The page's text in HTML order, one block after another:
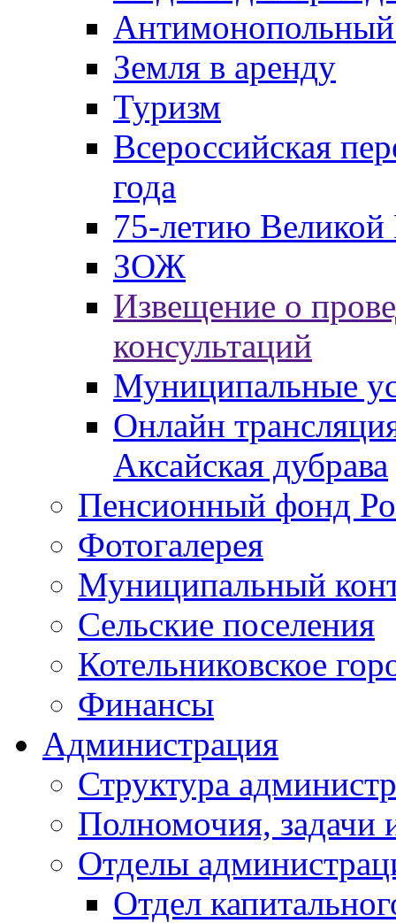
Антимонопольный
Земля в аренду
Туризм
Всероссийская
года
75-летию
ЗОЖ
Извещение о
консультаций
Муниципальные
Онлайн
Аксайская дубрава
Пенсионный фонд
Фотогалерея
Муниципальный
Сельские поселения
Котельниковское
Финансы
Администрация
Структура
Полномочия, задачи
Отделы
Отдел